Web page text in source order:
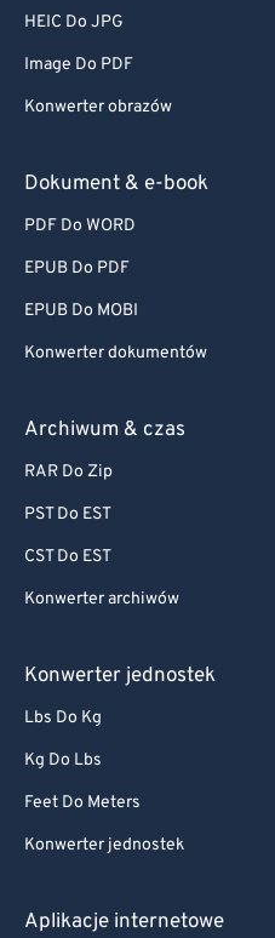
HEIC Do JPG
Image Do PDF
Konwerter obrazów
Dokument & e-book
PDF Do WORD
EPUB Do PDF
EPUB Do MOBI
Konwerter dokumentów
Archiwum & czas
RAR Do Zip
PST Do EST
CST Do EST
Konwerter archiwów
Konwerter jednostek
Lbs Do Kg
Kg Do Lbs
Feet Do Meters
Konwerter jednostek
Aplikacje internetowe